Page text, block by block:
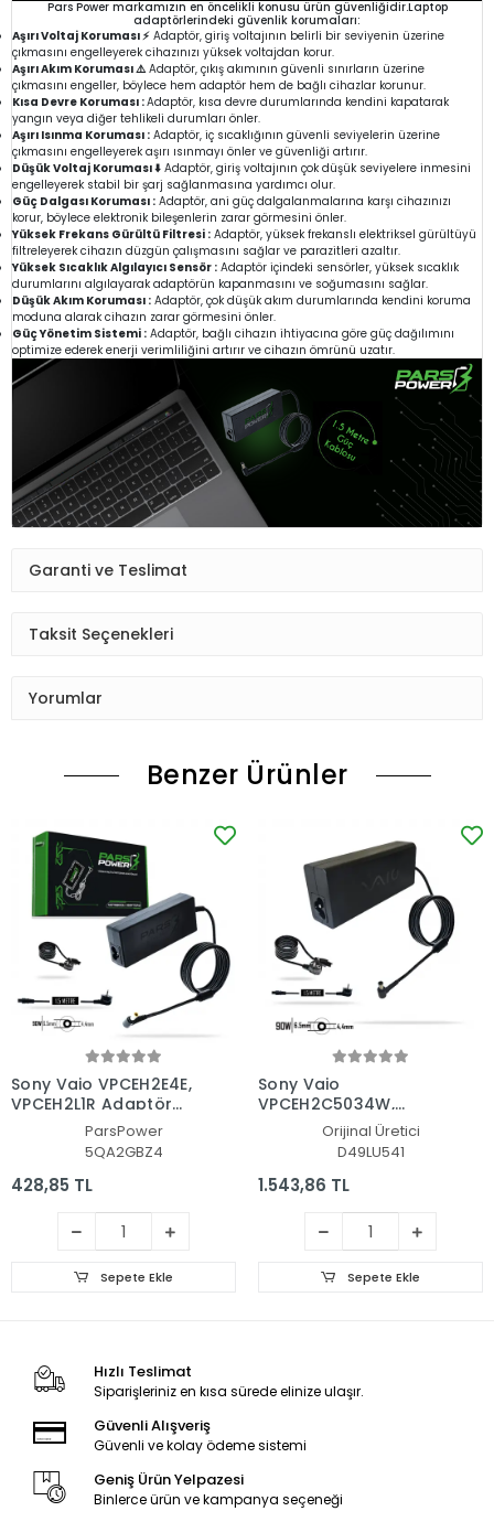
Pars Power markamızın en öncelikli konusu ürün güvenliğidir.Laptop
adaptörlerindeki güvenlik korumaları:
Aşırı Voltaj Koruması ⚡ Adaptör, giriş voltajının belirli bir seviyenin üzerine
çıkmasını engelleyerek cihazınızı yüksek voltajdan korur.
Aşırı Akım Koruması ⚠️Adaptör, çıkış akımının güvenli sınırların üzerine
çıkmasını engeller, böylece hem adaptör hem de bağlı cihazlar korunur.
Kısa Devre Koruması :Adaptör, kısa devre durumlarında kendini kapatarak
yangın veya diğer tehlikeli durumları önler.
Aşırı Isınma Koruması : Adaptör, iç sıcaklığının güvenli seviyelerin üzerine
çıkmasını engelleyerek aşırı ısınmayı önler ve güvenliği artırır.
Düşük Voltaj Koruması ⬇️ Adaptör, giriş voltajının çok düşük seviyelere inmesini
engelleyerek stabil bir şarj sağlanmasına yardımcı olur.
Güç Dalgası Koruması : Adaptör, ani güç dalgalanmalarına karşı cihazınızı
korur, böylece elektronik bileşenlerin zarar görmesini önler.
Yüksek Frekans Gürültü Filtresi : Adaptör, yüksek frekanslı elektriksel gürültüyü
filtreleyerek cihazın düzgün çalışmasını sağlar ve parazitleri azaltır.
Yüksek Sıcaklık Algılayıcı Sensör : Adaptör içindeki sensörler, yüksek sıcaklık
durumlarını algılayarak adaptörün kapanmasını ve soğumasını sağlar.
Düşük Akım Koruması : Adaptör, çok düşük akım durumlarında kendini koruma
moduna alarak cihazın zarar görmesini önler.
Güç Yönetim Sistemi : Adaptör, bağlı cihazın ihtiyacına göre güç dağılımını
optimize ederek enerji verimliliğini artırır ve cihazın ömrünü uzatır.
Garanti ve Teslimat
Taksit Seçenekleri
Yorumlar
Benzer Ürünler
Sony Vaio VPCEH2E4E,
VPCEH2L1R Adaptör
Şarj Aleti-Cihazı (Pars
ParsPower
5QA2GBZ4
428,85 TL
Sepete Ekle
Sony Vaio
VPCEH2C5034W,
VPCEH2C5035W
Adaptör Şarj Aleti-
Orijinal Üretici
D49LU541
1.543,86 TL
Sepete Ekle
Hızlı Teslimat
Siparişleriniz en kısa sürede elinize ulaşır.
Güvenli Alışveriş
Güvenli ve kolay ödeme sistemi
Geniş Ürün Yelpazesi
Binlerce ürün ve kampanya seçeneği